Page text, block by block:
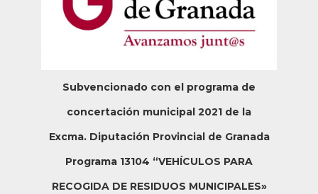
Subvencionado con el programa de
concertación municipal 2021 de la
Excma. Diputación Provincial de Granada
Programa 13104 “VEHÍCULOS PARA
RECOGIDA DE RESIDUOS MUNICIPALES»